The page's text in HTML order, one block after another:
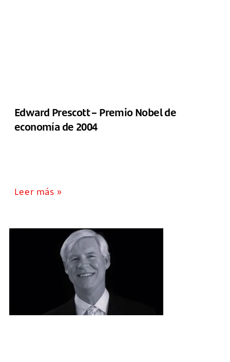
Edward Prescott – Premio Nobel de
economía de 2004
Leer más »